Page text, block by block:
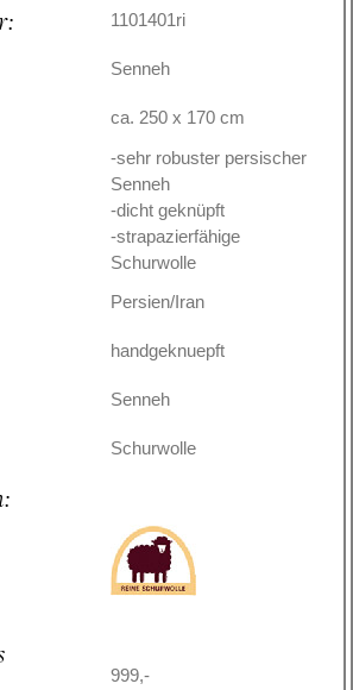
1101401ri
Senneh
ca. 250 x 170 cm
-sehr robuster persischer
Senneh
-dicht geknüpft
-strapazierfähige
Schurwolle
Persien/Iran
handgeknuepft
Senneh
Schurwolle
999,-